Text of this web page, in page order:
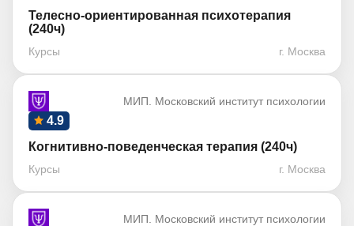
Телесно-ориентированная психотерапия
(240ч)
Курсы г. Москва
МИП. Московский институт психологии
4.9
Когнитивно-поведенческая терапия (240ч)
Курсы г. Москва
МИП. Московский институт психологии